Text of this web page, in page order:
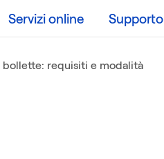
Servizi online Supporto
bollette: requisiti e modalità